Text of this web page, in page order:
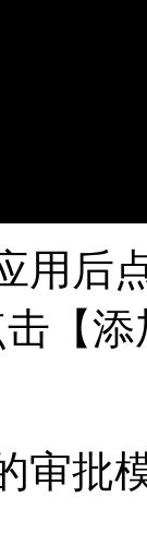
用后
【
审批